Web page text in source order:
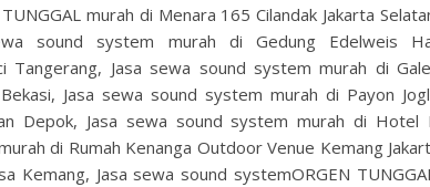
murah di Menara 165 Cilandak Jakarta
sound system murah di Gedung Edelweis
Tangerang, Jasa sewa sound system murah di
Jasa sewa sound system murah di Payon
Depok, Jasa sewa sound system murah di Hotel
di Rumah Kenanga Outdoor Venue Kemang
Kemang, Jasa sewa sound systemORGEN